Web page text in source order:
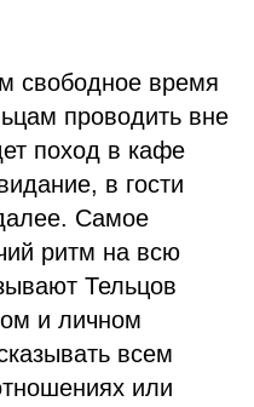
свободное время
проводить вне
поход в кафе
в гости
Самое
ритм на всю
Тельцов
и личном
всем
или